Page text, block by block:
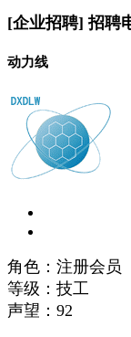
[企业招聘] 招聘
动力线
角色：注册会员
等级：技工
声望： 92